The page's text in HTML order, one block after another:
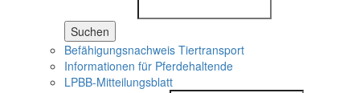
Suchen
Befähigungsnachweis Tiertransport
Informationen für Pferdehaltende
LPBB-Mitteilungsblatt